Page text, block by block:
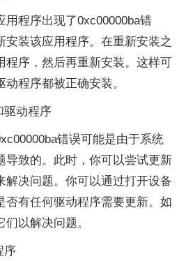
用程序出现了0xc00000ba错
安装该应用程序。在重新安装之
程序，然后再重新安装。这样可
程序都被正确安装。
驱动程序
错误可能是由于系统
导致的。此时，你可以尝试更新
解决问题。你可以通过打开设备
否有任何驱动程序需要更新。如
以解决问题。
序